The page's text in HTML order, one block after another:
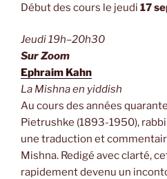
Début des cours le jeudi 17
Jeudi 19h–20h30
Sur Zoom
Ephraim Kahn
La Mishna en yiddish
Au cours des années
Pietrushke (1893-1950),
une traduction et
Mishna. Redigé avec clarté,
rapidement devenu un